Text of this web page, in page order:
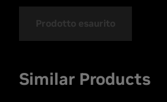
Prodotto esaurito
Similar Products